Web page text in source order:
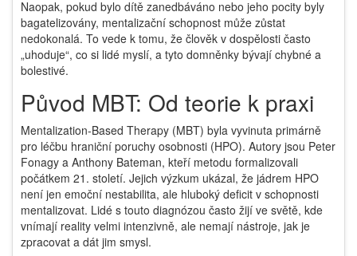
Naopak, pokud bylo dítě zanedbáváno nebo jeho pocity byly
bagatelizovány, mentalizační schopnost může zůstat
nedokonalá. To vede k tomu, že člověk v dospělosti často
„uhoduje“, co si lidé myslí, a tyto domněnky bývají chybné a
bolestivé.
Původ MBT: Od teorie k praxi
Mentalization-Based Therapy (MBT) byla vyvinuta primárně
pro léčbu hraniční poruchy osobnosti (HPO). Autory jsou Peter
Fonagy a Anthony Bateman, kteří metodu formalizovali
počátkem 21. století. Jejich výzkum ukázal, že jádrem HPO
není jen emoční nestabilita, ale hluboký deficit v schopnosti
mentalizovat. Lidé s touto diagnózou často žijí ve světě, kde
vnímají reality velmi intenzivně, ale nemají nástroje, jak je
zpracovat a dát jim smysl.